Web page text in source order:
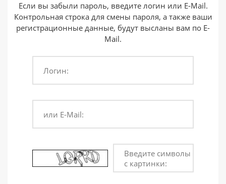
или войдите с помощью
Если вы забыли пароль, введите логин или E-Mail.
Контрольная строка для смены пароля, а также ваши
регистрационные данные, будут высланы вам по E-
Mail.
Логин:
или E-Mail:
Введите символы
с картинки: